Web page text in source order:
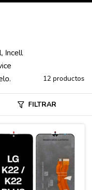
Incell
12 productos
FILTRAR